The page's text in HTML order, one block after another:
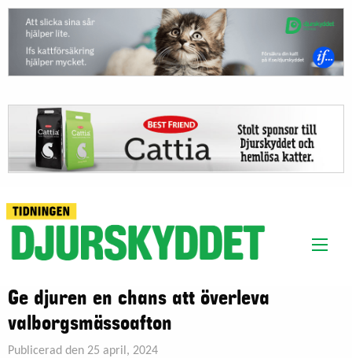
Ge djuren en chans att överleva
valborgsmässoafton
Publicerad den 25 april, 2024